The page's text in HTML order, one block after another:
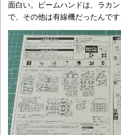
面白い。ビームハンドは、ラカ
で、その他は有線機だったんです